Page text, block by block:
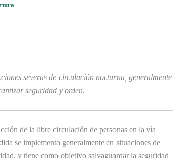
severas de circulación nocturna, generalmente
seguridad y orden.
de la libre circulación de personas en la vía
se implementa generalmente en situaciones de
y tiene como objetivo salvaguardar la seguridad